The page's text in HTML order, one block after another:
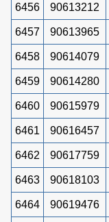
6456 90613212
6457 90613965
6458 90614079
6459 90614280
6460 90615979
6461 90616457
6462 90617759
6463 90618103
6464 90619476